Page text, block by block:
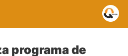
programa de